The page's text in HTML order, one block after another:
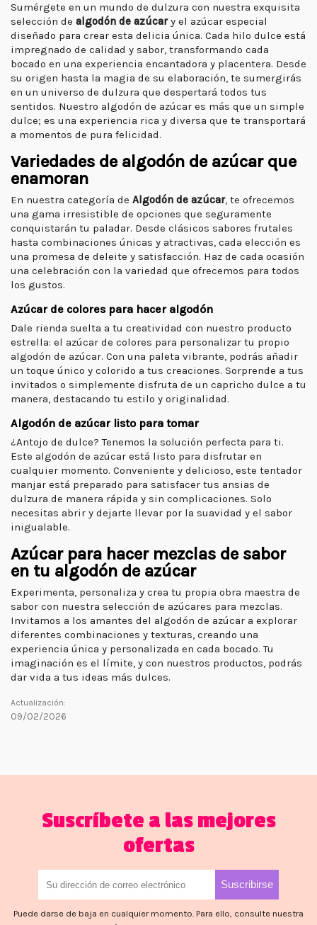
Sumérgete en un mundo de dulzura con nuestra exquisita
selección de algodón de azúcary el azúcar especial
diseñado para crear esta delicia única. Cada hilo dulce está
impregnado de calidad y sabor, transformando cada
bocado en una experiencia encantadora y placentera. Desde
su origen hasta la magia de su elaboración, te sumergirás
en un universo de dulzura que despertará todos tus
sentidos. Nuestro algodón de azúcar es más que un simple
dulce; es una experiencia rica y diversa que te transportará
a momentos de pura felicidad.
Variedades de algodón de azúcar que
enamoran
En nuestra categoría de Algodón de azúcar, te ofrecemos
una gama irresistible de opciones que seguramente
conquistarán tu paladar. Desde clásicos sabores frutales
hasta combinaciones únicas y atractivas, cada elección es
una promesa de deleite y satisfacción. Haz de cada ocasión
una celebración con la variedad que ofrecemos para todos
los gustos.
Azúcar de colores para hacer algodón
Dale rienda suelta a tu creatividad con nuestro producto
estrella: el azúcar de colores para personalizar tu propio
algodón de azúcar. Con una paleta vibrante, podrás añadir
un toque único y colorido a tus creaciones. Sorprende a tus
invitados o simplemente disfruta de un capricho dulce a tu
manera, destacando tu estilo y originalidad.
Algodón de azúcar listo para tomar
¿Antojo de dulce? Tenemos la solución perfecta para ti.
Este algodón de azúcar está listo para disfrutar en
cualquier momento. Conveniente y delicioso, este tentador
manjar está preparado para satisfacer tus ansias de
dulzura de manera rápida y sin complicaciones. Solo
necesitas abrir y dejarte llevar por la suavidad y el sabor
inigualable.
Azúcar para hacer mezclas de sabor
en tu algodón de azúcar
Experimenta, personaliza y crea tu propia obra maestra de
sabor con nuestra selección de azúcares para mezclas.
Invitamos a los amantes del algodón de azúcar a explorar
diferentes combinaciones y texturas, creando una
experiencia única y personalizada en cada bocado. Tu
imaginación es el límite, y con nuestros productos, podrás
dar vida a tus ideas más dulces.
Actualización:
09/02/2026
Suscríbete a las mejores
ofertas
Puede darse de baja en cualquier momento. Para ello, consulte nuestra